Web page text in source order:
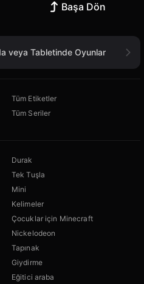
Başa Dön
veya Tabletinde Oyunlar
Tüm Etiketler
Tüm Seriler
Durak
Tek Tuşla
Mini
Kelimeler
Çocuklar için Minecraft
Nickelodeon
Tapınak
Giydirme
Eğitici araba